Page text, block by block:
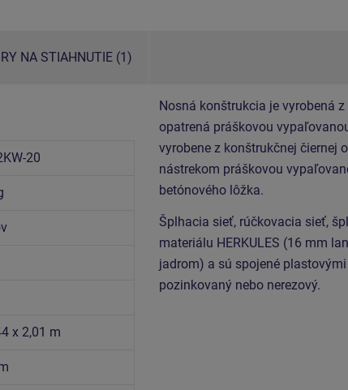
NA STIAHNUTIE (1)
20
x 2,01 m
Nosná konštrukcia je vyrobená
opatrená práškovou
vyrobene z konštrukčnej čiernej
nástrekom práškovou
betónového lôžka.
Šplhacia sieť, rúčkovacia sieť,
materiálu HERKULES (16 mm
jadrom) a sú spojené
pozinkovaný nebo nerezový.